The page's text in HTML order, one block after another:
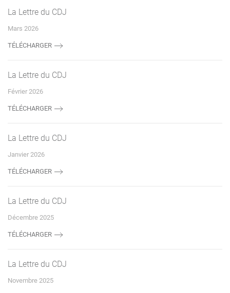
La Lettre du CDJ
Mars 2026
TÉLÉCHARGER
La Lettre du CDJ
Février 2026
TÉLÉCHARGER
La Lettre du CDJ
Janvier 2026
TÉLÉCHARGER
La Lettre du CDJ
Décembre 2025
TÉLÉCHARGER
La Lettre du CDJ
Novembre 2025